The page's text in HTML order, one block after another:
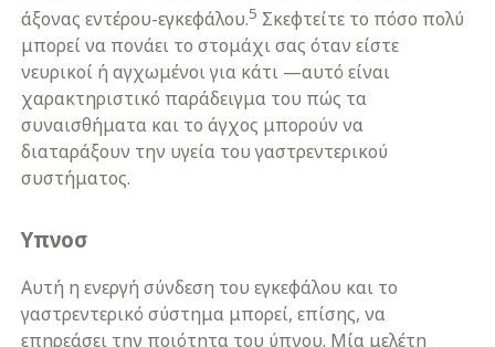
άξονας εντέρου-εγκεφάλου.5 Σκεφτείτε το πόσο πολύ
μπορεί να πονάει το στομάχι σας όταν είστε
νευρικοί ή αγχωμένοι για κάτι —αυτό είναι
χαρακτηριστικό παράδειγμα του πώς τα
συναισθήματα και το άγχος μπορούν να
διαταράξουν την υγεία του γαστρεντερικού
συστήματος.
Υπνοσ
Αυτή η ενεργή σύνδεση του εγκεφάλου και το
γαστρεντερικό σύστημα μπορεί, επίσης, να
επηρεάσει την ποιότητα του ύπνου. Μία μελέτη